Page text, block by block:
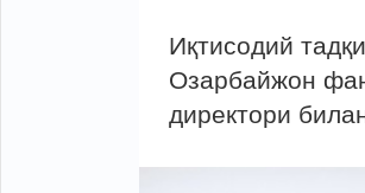
Иқтисодий
Озарбайжон
директори